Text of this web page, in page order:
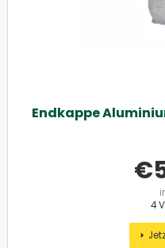
Endkappe
€
4